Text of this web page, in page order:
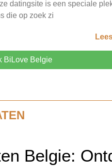
datingsite is een speciale
die op zoek zi
BiLove Belgie
Belgie: